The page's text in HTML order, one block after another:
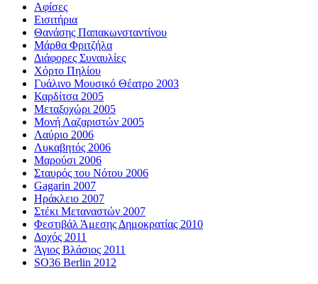
Αφίσες
Εισιτήρια
Θανάσης Παπακωνσταντίνου
Μάρθα Φριτζήλα
Διάφορες Συναυλίες
Χόρτο Πηλίου
Γυάλινο Μουσικό Θέατρο 2003
Καρδίτσα 2005
Μεταξοχώρι 2005
Μονή Λαζαριστών 2005
Λαύριο 2006
Λυκαβητός 2006
Μαρούσι 2006
Σταυρός του Νότου 2006
Gagarin 2007
Ηράκλειο 2007
Στέκι Μεταναστών 2007
Φεστιβάλ Άμεσης Δημοκρατίας 2010
Δοχός 2011
Άγιος Βλάσιος 2011
SO36 Berlin 2012